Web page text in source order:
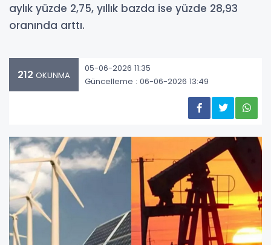
aylık yüzde 2,75, yıllık bazda ise yüzde 28,93
oranında arttı.
212 OKUNMA
05-06-2026 11:35
Güncelleme : 06-06-2026 13:49